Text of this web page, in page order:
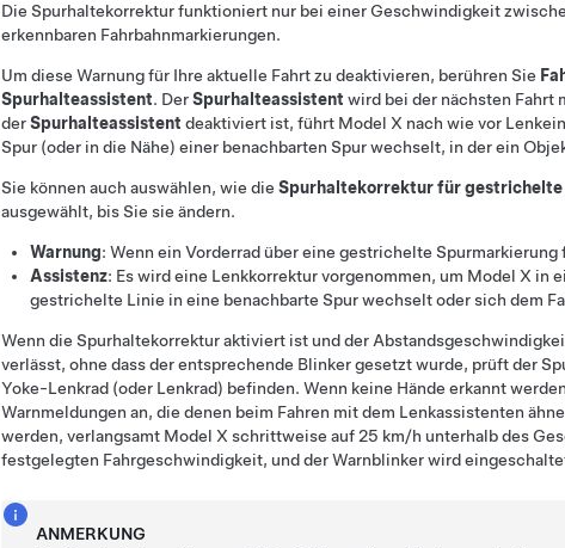
Die Spurhaltekorrektur funktioniert nur bei einer Geschwindigkeit
erkennbaren Fahrbahnmarkierungen.
Um diese Warnung für Ihre aktuelle Fahrt zu deaktivieren, berühren Sie
Spurhalteassistent. DerSpurhalteassistent wird bei der nächsten Fahrt
derSpurhalteassistent deaktiviert ist, führt Model X nach wie vor
Spur (oder in die Nähe) einer benachbarten Spur wechselt, in der ein
Sie können auch auswählen, wie die Spurhaltekorrektur für gestrichelte
ausgewählt, bis Sie sie ändern.
Warnung: Wenn ein Vorderrad über eine gestrichelte Spurmarkierung
Assistenz: Es wird eine Lenkkorrektur vorgenommen, um Model X in
gestrichelte Linie in eine benachbarte Spur wechselt oder sich dem
Wenn die Spurhaltekorrektur aktiviert ist und der
verlässt, ohne dass der entsprechende Blinker gesetzt wurde, prüft der
Yoke-Lenkrad (oder Lenkrad) befinden. Wenn keine Hände erkannt
Warnmeldungen an, die denen beim Fahren mit dem Lenkassistenten
werden, verlangsamt Model X schrittweise auf25 km/h unterhalb des
festgelegten Fahrgeschwindigkeit, und der Warnblinker wird
ANMERKUNG